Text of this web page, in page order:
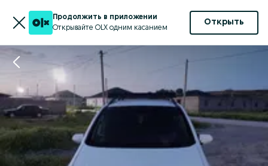
Продолжить в приложении
Открывайте OLX одним касанием
Открыть